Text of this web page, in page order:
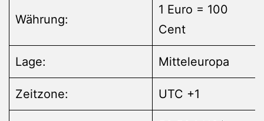
Währung:
1 Euro = 100
Cent
Lage: Mitteleuropa
Zeitzone: UTC +1